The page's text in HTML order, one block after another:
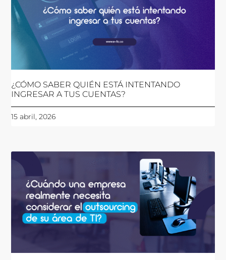
¿CÓMO SABER QUIÉN ESTÁ INTENTANDO
INGRESAR A TUS CUENTAS?
15 abril, 2026